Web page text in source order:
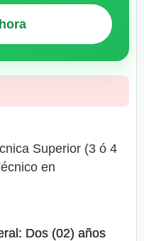
Superior (3 ó 4
en
Dos (02) años